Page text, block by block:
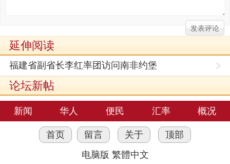
延伸阅读
福建省副省长李红率团访问南非约堡
论坛新帖
新闻 华人 便民 汇率 概况
首页 留言 关于
顶部
电脑版 繁體中文